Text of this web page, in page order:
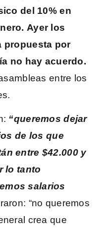
del 10% en
Ayer los
propuesta por
no hay acuerdo.
entre los
“queremos dejar
de los que
entre $42.000 y
lo tanto
salarios
“no queremos
crea que